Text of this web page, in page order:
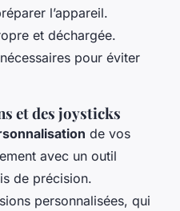
l’appareil.
et déchargée.
pour éviter
et des joysticks
de vos
avec un outil
de précision.
personnalisées, qui